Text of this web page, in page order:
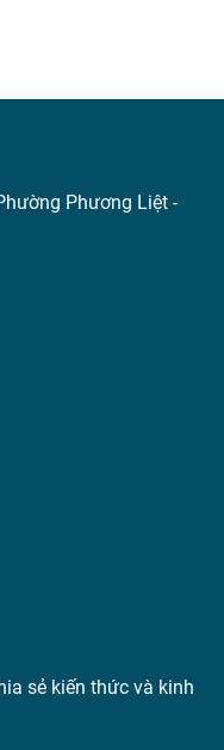
Phương Liệt -
sẻ kiến thức và kinh